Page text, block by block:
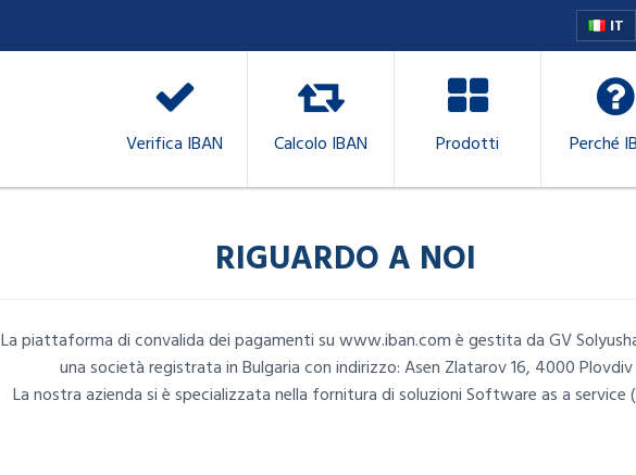
IT
Verifica IBAN Calcolo IBAN Prodotti Perché
RIGUARDO A NOI
La piattaforma di convalida dei pagamenti su www.iban.com è gestita da GV
una società registrata in Bulgaria con indirizzo: Asen Zlatarov 16, 4000 Plovdiv
La nostra azienda si è specializzata nella fornitura di soluzioni Software as a service